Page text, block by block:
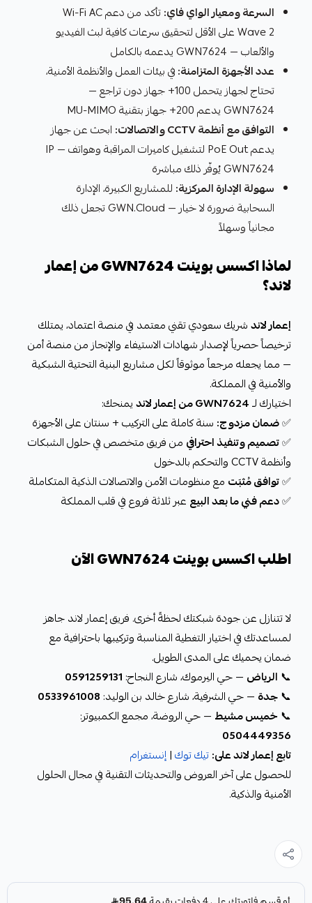
السرعة ومعيار الواي فاي:
تأكد من دعم Wi-Fi AC
Wave 2 على الأقل لتحقيق سرعات كافية لبث الفيديو
والألعاب — GWN7624 يدعمه بالكامل
عدد الأجهزة المتزامنة:في بيئات العمل والأنظمة الأمنية،
تحتاج لجهاز يتحمل 100+ جهاز دون تراجع —
GWN7624 يدعم 200+ جهاز بتقنية MU-MIMO
التوافق مع أنظمة CCTV والاتصالات:
ابحث عن جهاز
يدعم PoE Out لتشغيل كاميرات المراقبة وهواتف IP —
GWN7624 يُوفّر ذلك مباشرة
سهولة الإدارة المركزية: للمشاريع الكبيرة، الإدارة
السحابية ضرورة لا خيار — GWN.Cloud تجعل ذلك
مجانياً وسهلاً
لماذا اكسس بوينت GWN7624 من إعمار
لاند؟
إعمار لاندشريك سعودي تقني معتمد في منصة اعتماد، يمتلك
ترخيصاً حصرياً لإصدار شهادات الاستيفاء والإنجاز من منصة أمن
— مما يجعله مرجعاً موثوقاً لكل مشاريع البنية التحتية الشبكية
والأمنية في المملكة.
اختيارك لـGWN7624 من إعمار لاند
يمنحك:
✅ضمان مزدوج: سنة كاملة على التركيب + سنتان على الأجهزة
✅تصميم وتنفيذ احترافي من فريق متخصص في حلول الشبكات
وأنظمة CCTV والتحكم بالدخول
✅توافق مُثبَت مع منظومات الأمن والاتصالات الذكية المتكاملة
✅دعم فني ما بعد البيع عبر ثلاثة فروع في قلب المملكة
اطلب اكسس بوينت GWN7624 الآن
لا تتنازل عن جودة شبكتك لحظةً أخرى. فريق إعمار لاند جاهز
لمساعدتك في اختيار التغطية المناسبة وتركيبها باحترافية مع
ضمان يحميك على المدى الطويل.
📞 الرياض — حي اليرموك، شارع النجاح: 0591259131
📞جدة — حي الشرفية، شارع خالد بن الوليد: 0533961008
📞خميس مشيط — حي الروضة، مجمع الكمبيوتر:
0504449356
تابع إعمار لاند على:تيك توك|إنستغرام
للحصول على آخر العروض والتحديثات التقنية في مجال الحلول
الأمنية والذكية.